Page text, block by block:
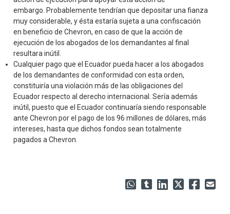
embargo. Probablemente tendrían que depositar una fianza
muy considerable, y ésta estaría sujeta a una confiscación
en beneficio de Chevron, en caso de que la acción de
ejecución de los abogados de los demandantes al final
resultara inútil.
Cualquier pago que el Ecuador pueda hacer a los abogados
de los demandantes de conformidad con esta orden,
constituiría una violación más de las obligaciones del
Ecuador respecto al derecho internacional. Sería además
inútil, puesto que el Ecuador continuaría siendo responsable
ante Chevron por el pago de los 96 millones de dólares, más
intereses, hasta que dichos fondos sean totalmente
pagados a Chevron.